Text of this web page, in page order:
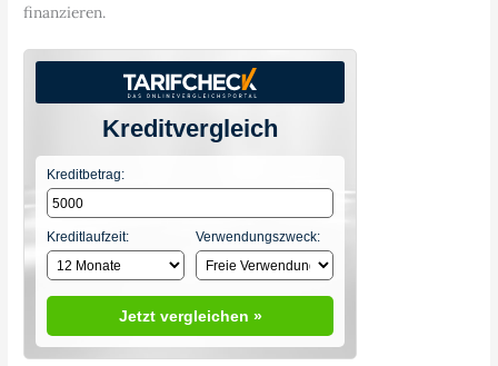
finanzieren.
Kreditvergleich
Kreditbetrag:
Kreditlaufzeit: Verwendungszweck:
Jetzt vergleichen »